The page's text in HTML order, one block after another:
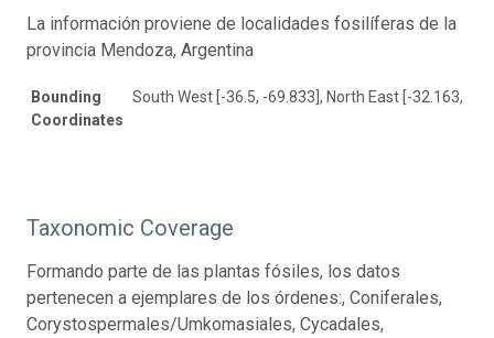
La información proviene de localidades fosilíferas de la
provincia Mendoza, Argentina
Bounding
Coordinates
South West [-36.5, -69.833], North East [-32.163, -
Taxonomic Coverage
Formando parte de las plantas fósiles, los datos
pertenecen a ejemplares de los órdenes:, Coniferales,
Corystospermales/Umkomasiales, Cycadales,